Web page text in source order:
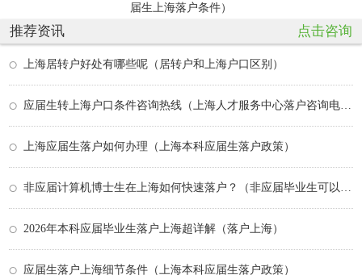
届生上海落户条件）
推荐资讯 点击咨询
上海居转户好处有哪些呢（居转户和上海户口区别）
上海应届生落户如何办理（上海本科应届生落户政策）
2026年本科应届毕业生落户上海超详解（落户上海）
应届生落户上海细节条件（上海本科应届生落户政策）